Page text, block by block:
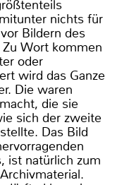
nichts für
Bildern des
Wort kommen
oder
wird das Ganze
Die waren
die sie
sich der zweite
Das Bild
ist natürlich zum